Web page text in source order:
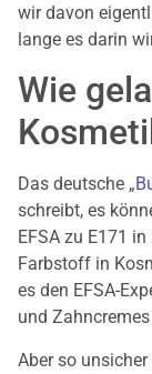
wir davon
lange es darin
Wie
Das deutsche „
schreibt, es
EFSA zu E171
Farbstoff in
es den EFSA-
und
Aber so